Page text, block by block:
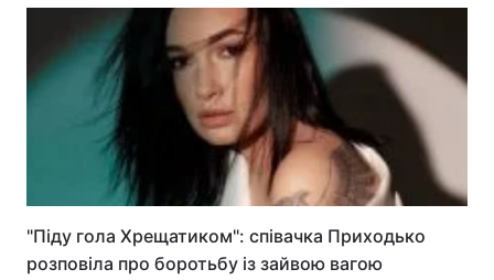
"Піду гола Хрещатиком": співачка Приходько
розповіла про боротьбу із зайвою вагою